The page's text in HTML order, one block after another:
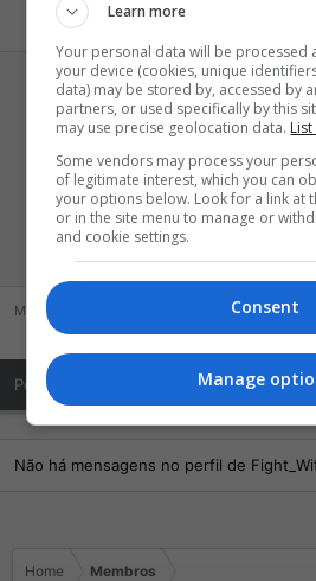
Bam-bam-bam
Registrado 29
Mensagens
1.251
Reações
2.541
Posts de Perfil Última atividade
Não há mensagens no perfil de
Home Membros
Learn more
Your personal data will be
your device (cookies, unique
data) may be stored by, accessed by
partners, or used specifically by this
may use precise geolocation data.
Some vendors may process your
of legitimate interest, which you can
your options below. Look for a link at
or in the site menu to manage or
and cookie settings.
Consent
Manage